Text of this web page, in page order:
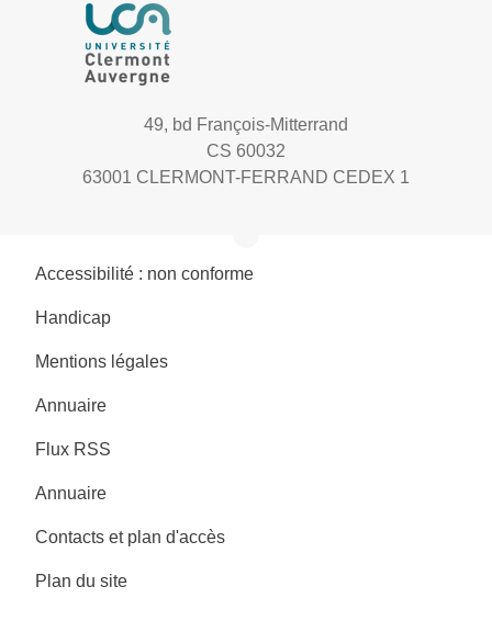
49, bd François-Mitterrand
CS 60032
63001 CLERMONT-FERRAND CEDEX 1
Accessibilité : non conforme
Handicap
Mentions légales
Annuaire
Flux RSS
Annuaire
Contacts et plan d'accès
Plan du site